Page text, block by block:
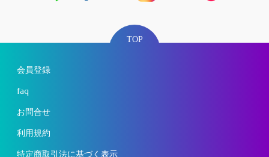
TOP
会員登録
faq
お問合せ
利用規約
特定商取引法に基づく表示